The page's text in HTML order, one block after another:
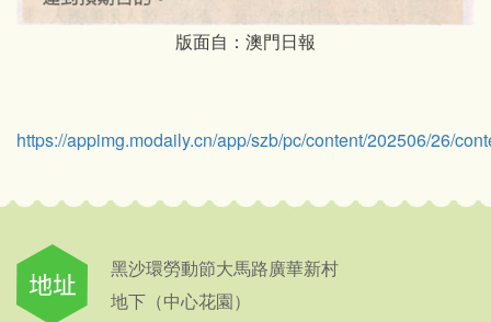
版面自：澳門日報
https://appimg.modaily.cn/app/szb/pc/content/202506/26/
黑沙環勞動節大馬路廣華新村
地下（中心花園）